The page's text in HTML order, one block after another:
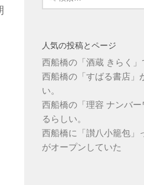
索:
人気の投稿とページ
西船橋の「酒蔵 きらく」
西船橋の「すばる書店」
い。
西船橋の「理容 ナンバ
るらしい。
西船橋に「讃八小籠包」
がオープンしていた